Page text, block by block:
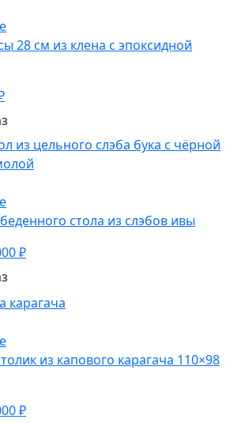
28 см из клена с эпоксидной
стола из слэбов ивы
₽
из капового карагача 110×98
₽